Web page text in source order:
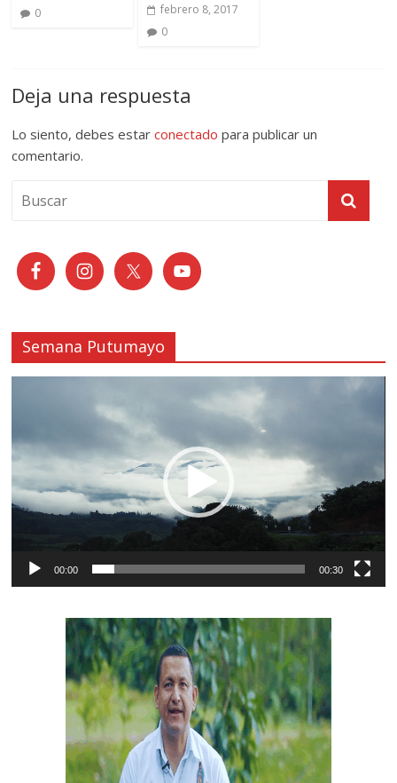
0
febrero 8, 2017
0
Deja una respuesta
Lo siento, debes estarconectado para publicar un
comentario.
Semana Putumayo
00:00 00:30